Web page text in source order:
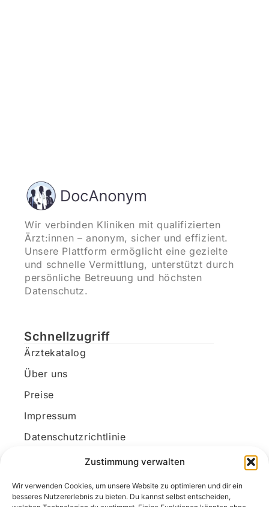
Zustimmung verwalten
Wir verwenden Cookies, um unsere Website zu optimieren und dir ein
besseres Nutzererlebnis zu bieten. Du kannst selbst entscheiden,
Wir verbinden Kliniken mit qualifizierten
Ärzt:innen – anonym, sicher und effizient.
Unsere Plattform ermöglicht eine gezielte
und schnelle Vermittlung, unterstützt durch
persönliche Betreuung und höchsten
Datenschutz.
Schnellzugriff
Ärztekatalog
Über uns
Preise
Impressum
Datenschutzrichtlinie
Kundenkonto
Unsere Kontaktdaten